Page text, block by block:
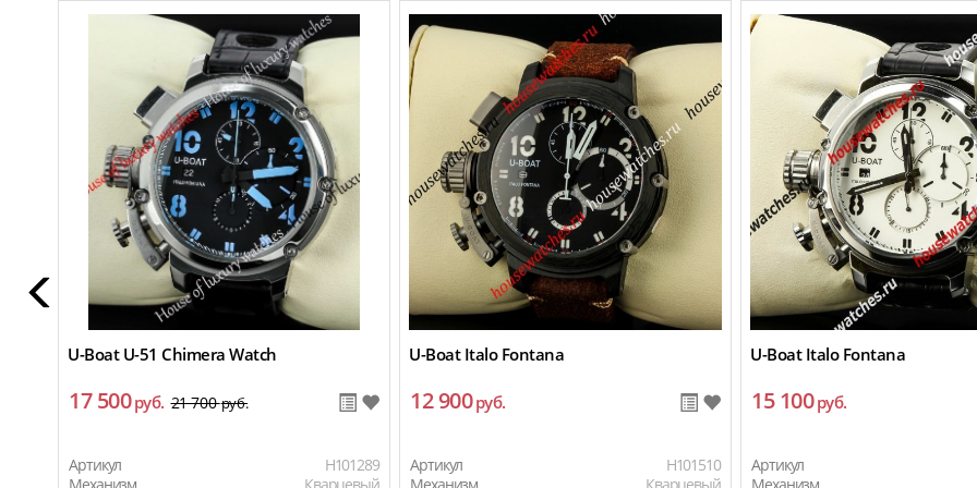
U-Boat U-51 Chimera Watch
17 500руб. 21 700руб.
Артикул
H101289
U-Boat Italo Fontana
12 900руб.
Артикул
H101510
U-Boat Italo Fontana
15 100руб.
Артикул